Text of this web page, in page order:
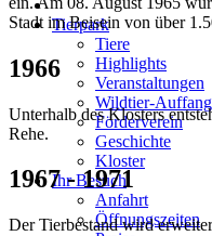
Tierpark
Tiere
Highlights
Veranstaltungen
Wildtier-
Förderverein
Geschichte
Kloster
Ihr Besuch
Anfahrt
Öffnungszeiten
Stadt im Beisein von über
1966
Unterhalb des Klosters
Rehe.
1967 - 1971
Der Tierbestand wird